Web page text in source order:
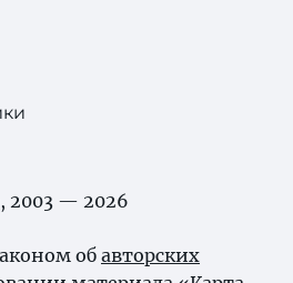
, 2003 — 2026
об авторских